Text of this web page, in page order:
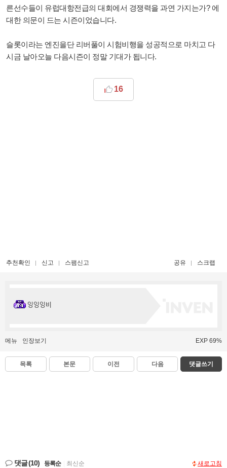
른선수들이 유럽대항전급의 대회에서 경쟁력을 과연 가지는가? 에
대한 의문이 드는 시즌이었습니다.
슬롯이라는 엔진을단 리버풀이 시험비행을 성공적으로 마치고 다
시금 날아오늘 다음시즌이 정말 기대가 됩니다.
16
추천확인 신고 스팸신고 공유 스크랩
잉잉잉비
메뉴 인장보기 EXP 69%
목록 본문 이전 다음 댓글쓰기
댓글(10) 등록순 최신순 새로고침